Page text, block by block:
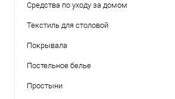
Средства по уходу за домом
Текстиль для столовой
Покрывала
Постельное белье
Простыни